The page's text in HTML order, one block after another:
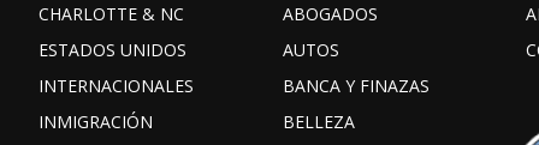
CHARLOTTE & NC
ESTADOS UNIDOS
INTERNACIONALES
INMIGRACIÓN
ABOGADOS
AUTOS
BANCA Y FINAZAS
BELLEZA